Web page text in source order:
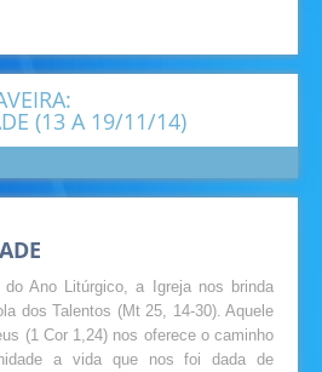
(13 A 19/11/14)
Ano Litúrgico, a Igreja nos brinda
dos Talentos (Mt 25, 14-30). Aquele
(1 Cor 1,24) nos oferece o caminho
a vida que nos foi dada de